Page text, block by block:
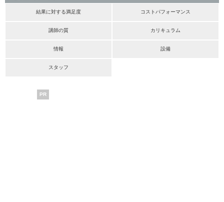
結果に対する満足度 コストパフォーマンス
講師の質 カリキュラム
情報 設備
スタッフ
PR